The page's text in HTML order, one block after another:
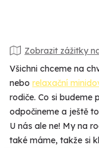
Zobrazit zážitky
Všichni chceme na
nebo relaxační
rodiče. Co si budeme
odpočineme a ještě
U nás ale ne! My na
také máme, takže si